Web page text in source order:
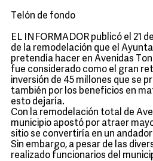
Telón de fondo
EL INFORMADOR publicó el 21
de la remodelación que el
pretendía hacer en Avenidas
fue considerado como el gran
inversión de 45 millones que se
también por los beneficios en
esto dejaría.
Con la remodelación total de
municipio apostó por atraer
sitio se convertiría en un
Sin embargo, a pesar de las
realizado funcionarios del